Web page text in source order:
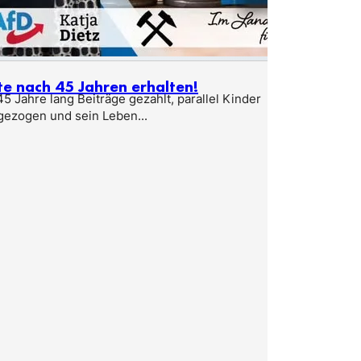
nach 45 Jahren erhalten!
Jahre lang Beiträge gezahlt, parallel Kinder
und sein Leben...